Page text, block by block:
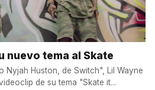
nuevo tema al Skate
Nyjah Huston, de Switch", Lil Wayne
de su tema "Skate it...